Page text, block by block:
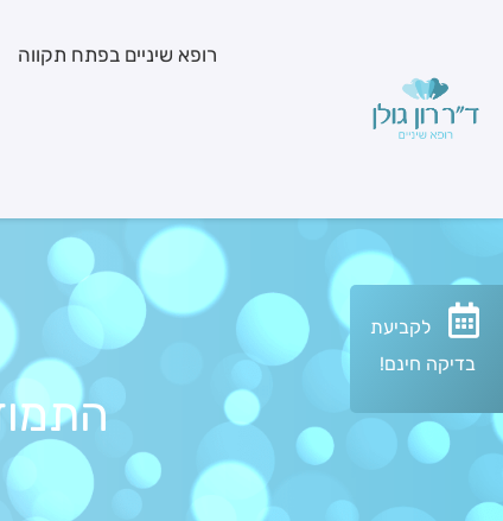
לקביעת
בדיקה חינם!
רופא שיניים בפתח תקווה